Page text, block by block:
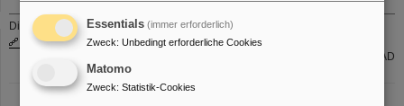
Die aktuellen internen Stellenausschreibungen finden Sie auch unter
www.gsi.de/jobsintern
Gruppe PER-PAD
Essentials (immer erforderlich)
Zweck: Unbedingt erforderliche Cookies
Matomo
Zweck: Statistik-Cookies